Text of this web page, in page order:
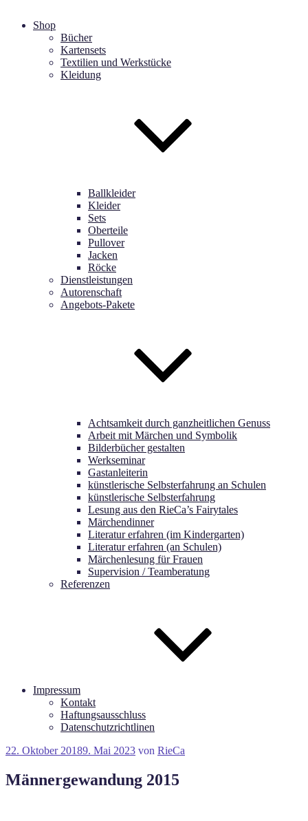
Shop
Bücher
Kartensets
Textilien und Werkstücke
Kleidung
Ballkleider
Kleider
Sets
Oberteile
Pullover
Jacken
Röcke
Dienstleistungen
Autorenschaft
Angebots-Pakete
Achtsamkeit durch ganzheitlichen Genuss
Arbeit mit Märchen und Symbolik
Bilderbücher gestalten
Werkseminar
Gastanleiterin
künstlerische Selbsterfahrung an Schulen
künstlerische Selbsterfahrung
Lesung aus den RieCa’s Fairytales
Märchendinner
Literatur erfahren (im Kindergarten)
Literatur erfahren (an Schulen)
Märchenlesung für Frauen
Supervision / Teamberatung
Referenzen
Impressum
Kontakt
Haftungsausschluss
Datenschutzrichtlinen
Veröffentlicht
22. Oktober 20189. Mai 2023 von RieCa
Männergewandung 2015